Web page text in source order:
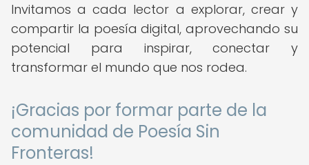
Invitamos a cada lector a explorar, crear y
compartir la poesía digital, aprovechando su
potencial para inspirar, conectar y
transformar el mundo que nos rodea.
¡Gracias por formar parte de la
comunidad de Poesía Sin
Fronteras!